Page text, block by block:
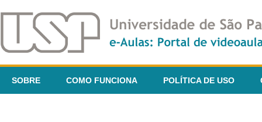
SOBRE COMO FUNCIONA POLÍTICA DE USO